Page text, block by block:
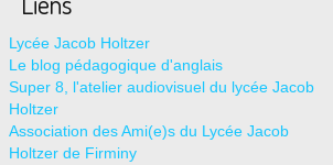
Lycée Jacob Holtzer
Le blog pédagogique d'anglais
Super 8, l'atelier audiovisuel du lycée Jacob
Holtzer
Association des Ami(e)s du Lycée Jacob
Holtzer de Firminy